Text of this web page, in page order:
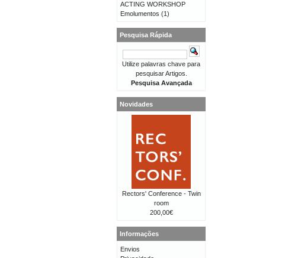
ACTING WORKSHOP
Emolumentos (1)
Pesquisa Rápida
Utilize palavras chave para
pesquisar Artigos.
Pesquisa Avançada
Novidades
Rectors' Conference - Twin
room
200,00€
Informações
Envios